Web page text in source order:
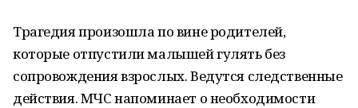
Трагедия произошла по вине родителей,
которые отпустили малышей гулять без
сопровождения взрослых. Ведутся следственные
действия. МЧС напоминает о необходимости